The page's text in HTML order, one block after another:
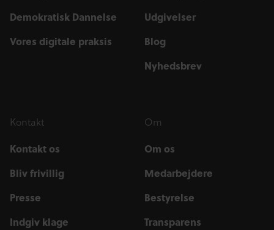
Demokratisk Dannelse
Vores digitale praksis
Udgivelser
Blog
Nyhedsbrev
Kontakt
Kontakt os
Bliv frivillig
Presse
Indgiv klage
Om
Om os
Medarbejdere
Bestyrelse
Transparens